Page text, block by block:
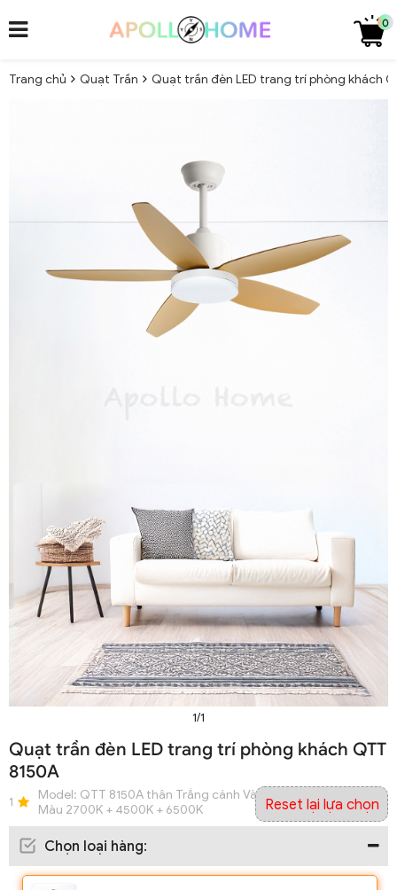
0
Trang chủ Quạt Trần Quạt trần đèn LED trang trí phòng khách
1/1
Quạt trần đèn LED trang trí phòng khách QTT
8150A
1 Model: QTT 8150A thân Trắng cánh Vàng - Ø1420 - LED 3
Màu 2700K + 4500K + 6500K
Chọn loại hàng:
Reset lại lựa chọn